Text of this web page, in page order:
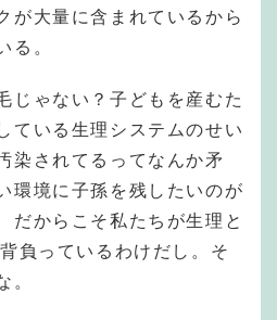
が大量に含まれているから
る。
じゃない？子どもを産むた
ている生理システムのせい
染されてるってなんか矛
環境に子孫を残したいのが
だからこそ私たちが生理と
負っているわけだし。そ
。